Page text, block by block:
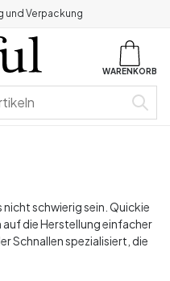
und Verpackung
WARENKORB
nicht schwierig sein. Quickie
auf die Herstellung einfacher
Schnallen spezialisiert, die